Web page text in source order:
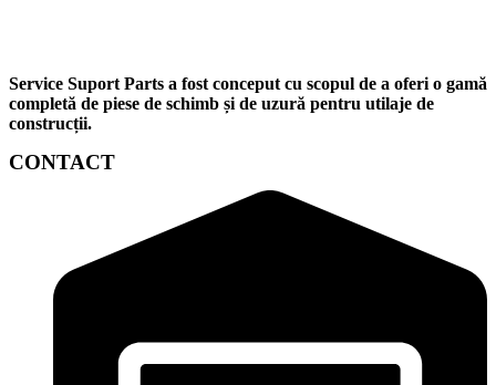
Service Suport Parts a fost conceput cu scopul de a oferi o gamă
completă de piese de schimb și de uzură pentru utilaje de
construcții.
CONTACT